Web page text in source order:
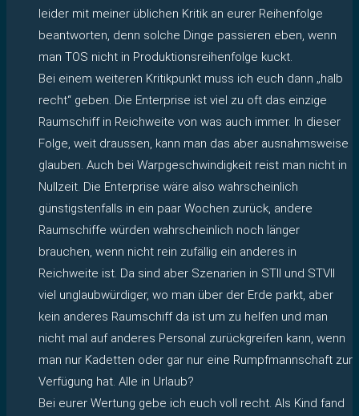
leider mit meiner üblichen Kritik an eurer Reihenfolge
beantworten, denn solche Dinge passieren eben, wenn
man TOS nicht in Produktionsreihenfolge kuckt.
Bei einem weiteren Kritikpunkt muss ich euch dann „halb
recht“ geben. Die Enterprise ist viel zu oft das einzige
Raumschiff in Reichweite von was auch immer. In dieser
Folge, weit draussen, kann man das aber ausnahmsweise
glauben. Auch bei Warpgeschwindigkeit reist man nicht in
Nullzeit. Die Enterprise wäre also wahrscheinlich
günstigstenfalls in ein paar Wochen zurück, andere
Raumschiffe würden wahrscheinlich noch länger
brauchen, wenn nicht rein zufällig ein anderes in
Reichweite ist. Da sind aber Szenarien in STII und STVII
viel unglaubwürdiger, wo man über der Erde parkt, aber
kein anderes Raumschiff da ist um zu helfen und man
nicht mal auf anderes Personal zurückgreifen kann, wenn
man nur Kadetten oder gar nur eine Rumpfmannschaft zur
Verfügung hat. Alle in Urlaub?
Bei eurer Wertung gebe ich euch voll recht. Als Kind fand